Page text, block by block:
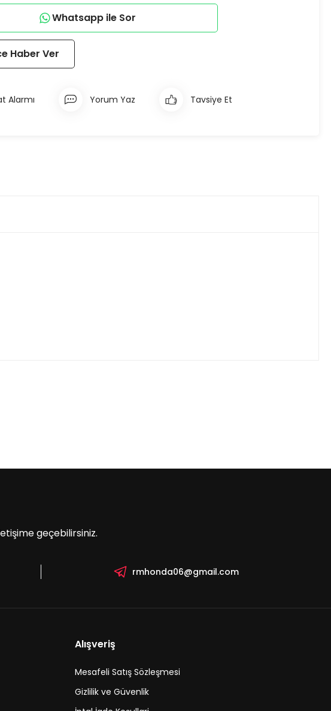
Whatsapp ile Sor
Haber Ver
Alarmı Yorum Yaz Tavsiye Et
geçebilirsiniz.
rmhonda06@gmail.com
Alışveriş
Mesafeli Satış Sözleşmesi
Gizlilik ve Güvenlik